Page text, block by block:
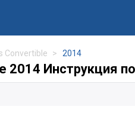
Convertible 2014
2014 Инструкция